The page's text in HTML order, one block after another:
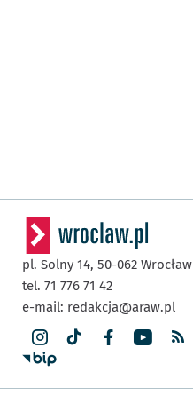
pl. Solny 14, 50-062 Wrocław
tel. 71 776 71 42
e-mail: redakcja@araw.pl